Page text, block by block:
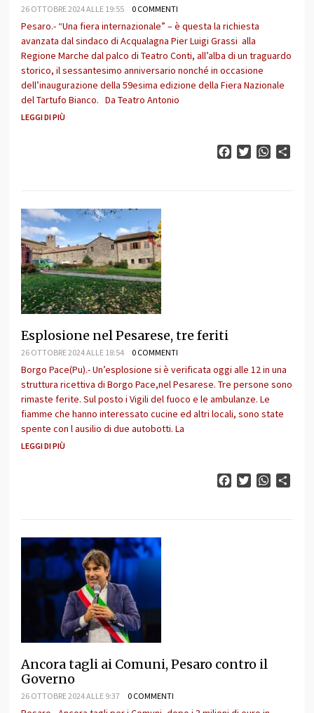
26 OTTOBRE 2024 ALLE 19:55 0 COMMENTI
Pesaro.- “Una fiera internazionale” – è questa la richiesta
avanzata dal sindaco di Acqualagna Pier Luigi Grassi alla
Regione Marche dal palco di Teatro Conti, all’alba di un traguardo
storico, il sessantesimo anniversario nonché in occasione
dell’inaugurazione della 59esima edizione della Fiera Nazionale
del Tartufo Bianco. Da Teatro Antonio
LEGGI DI PIÙ
FacebookTwitter
Esplosione nel Pesarese, tre feriti
26 OTTOBRE 2024 ALLE 18:54 0 COMMENTI
Borgo Pace(Pu).- Un’esplosione si è verificata oggi alle 12 in una
struttura ricettiva di Borgo Pace,nel Pesarese. Tre persone sono
rimaste ferite. Sul posto i Vigili del fuoco e le ambulanze. Le
fiamme che hanno interessato cucine ed altri locali, sono state
spente con l ausilio di due autobotti. La
LEGGI DI PIÙ
FacebookTwitter
Ancora tagli ai Comuni, Pesaro contro il
Governo
26 OTTOBRE 2024 ALLE 9:37 0 COMMENTI